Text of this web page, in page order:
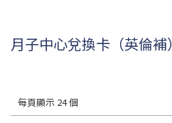
月子中心兌換卡（英倫補）
每頁顯示 24 個